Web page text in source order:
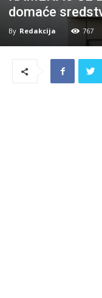
domaće
By Redakcija 767